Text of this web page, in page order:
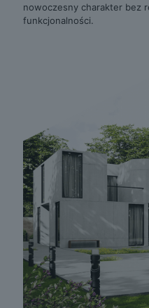
nowoczesny charakter bez
funkcjonalności.